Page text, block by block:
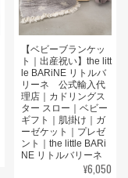
【ベビーブランケッ
ト｜出産祝い】the litt
le BARiNE リトルバ
リーネ 公式輸入代
理店｜カドリングス
ター スロー｜ベビー
ギフト｜肌掛け｜ガ
ーゼケット｜プレゼ
ント｜the little BARi
NE リトルバリーネ
¥6,050